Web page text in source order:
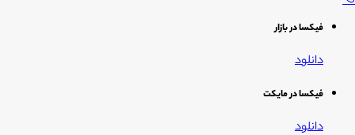
فیکسا در بازار
دانلود
فیکسا در مایکت
دانلود